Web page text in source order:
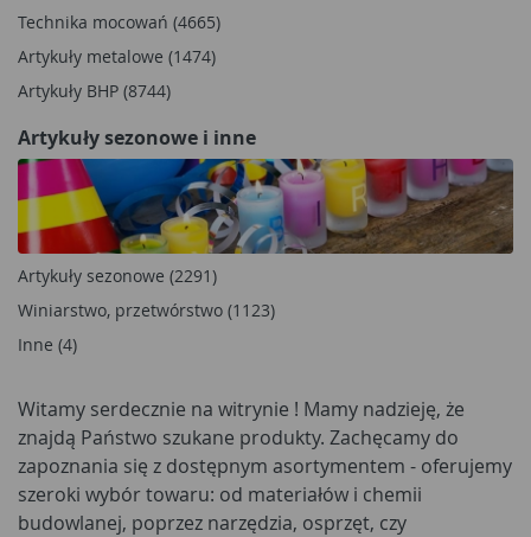
Technika mocowań (4665)
Artykuły metalowe (1474)
Artykuły BHP (8744)
Artykuły sezonowe i inne
Artykuły sezonowe (2291)
Winiarstwo, przetwórstwo (1123)
Inne (4)
Witamy serdecznie na witrynie ! Mamy nadzieję, że
znajdą Państwo szukane produkty. Zachęcamy do
zapoznania się z dostępnym asortymentem - oferujemy
szeroki wybór towaru: od materiałów i chemii
budowlanej, poprzez narzędzia, osprzęt, czy